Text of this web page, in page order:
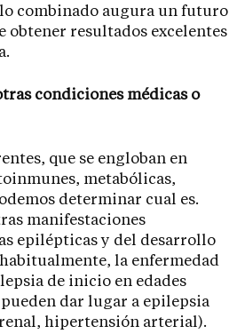
combinado augura un futuro
obtener resultados excelentes
condiciones médicas o
que se engloban en
metabólicas,
determinar cual es.
manifestaciones
epilépticas y del desarrollo
la enfermedad
de inicio en edades
dar lugar a epilepsia
hipertensión arterial).